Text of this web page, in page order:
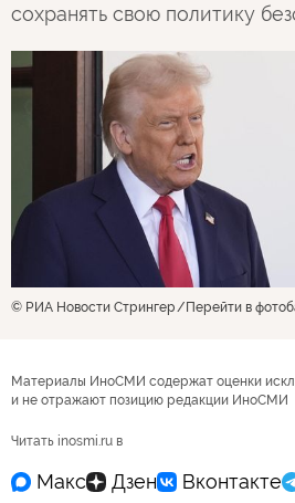
сохранять свою политику
© РИА Новости Стрингер Перейти в
Материалы ИноСМИ содержат оценки
и не отражают позицию редакции ИноСМИ
Читать inosmi.ru в